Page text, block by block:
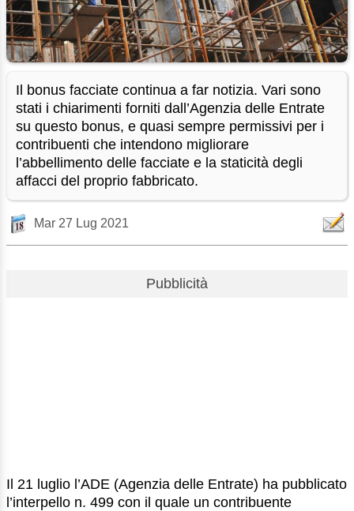
Il bonus facciate continua a far notizia. Vari sono
stati i chiarimenti forniti dall’Agenzia delle Entrate
su questo bonus, e quasi sempre permissivi per i
contribuenti che intendono migliorare
l’abbellimento delle facciate e la staticità degli
affacci del proprio fabbricato.
Mar 27 Lug 2021
Pubblicità
Il 21 luglio l’ADE (Agenzia delle Entrate) ha pubblicato
l’interpello n. 499 con il quale un contribuente